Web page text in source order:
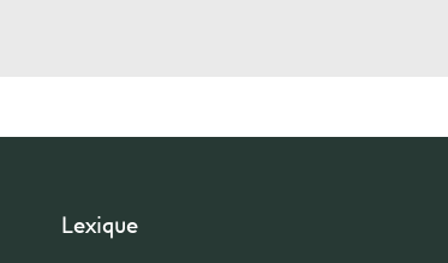
Lexique